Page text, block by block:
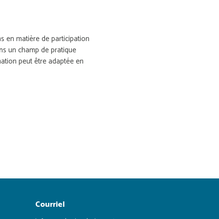
en matière de participation
un champ de pratique
peut être adaptée en
Courriel